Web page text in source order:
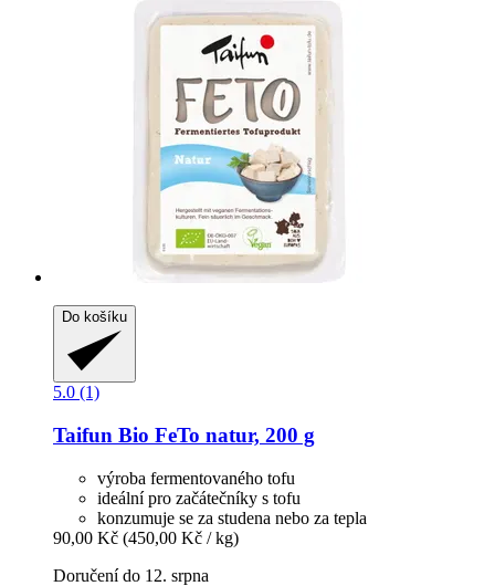
Do košíku
5.0 (1)
Taifun Bio FeTo natur, 200 g
výroba fermentovaného tofu
ideální pro začátečníky s tofu
konzumuje se za studena nebo za tepla
90,00 Kč (450,00 Kč / kg)
Doručení do 12. srpna